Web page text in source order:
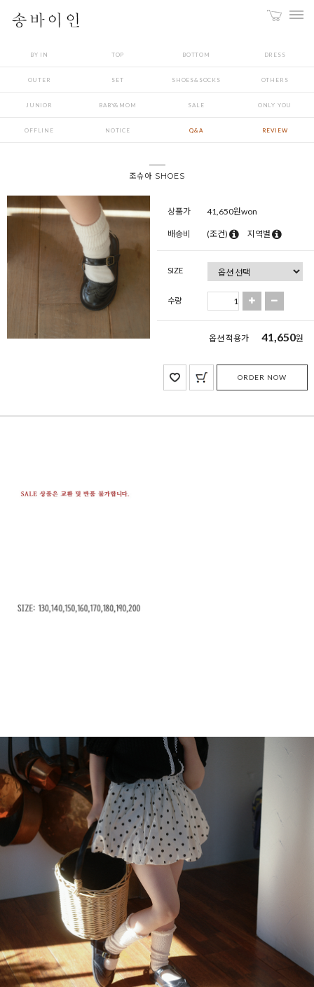
BY IN TOP BOTTOM DRESS
OUTER SET SHOES&SOCKS OTHERS
JUNIOR BABY&MOM SALE ONLY YOU
OFFLINE NOTICE Q&A REVIEW
조슈아 SHOES
상품가 41,650원won
배송비 (조건) 지역별
SIZE
수량
옵션 적용가 41,650원
ORDER NOW